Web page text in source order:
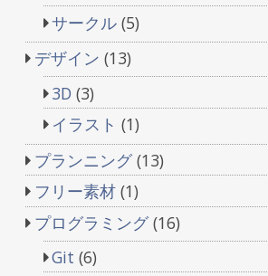
サークル (5)
デザイン (13)
3D (3)
イラスト (1)
プランニング(13)
フリー素材(1)
プログラミング(16)
Git (6)